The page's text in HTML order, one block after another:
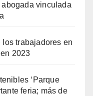
vinculada
trabajadores en
2023
‘Parque
feria; más de